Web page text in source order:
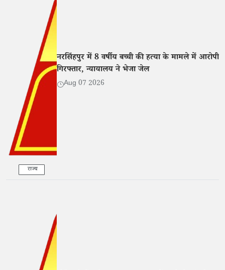
राज्य
नरसिंहपुर में 8 वर्षीय बच्ची की हत्या के मामले में आरोपी
गिरफ्तार, न्यायालय ने भेजा जेल
Aug 07 2026